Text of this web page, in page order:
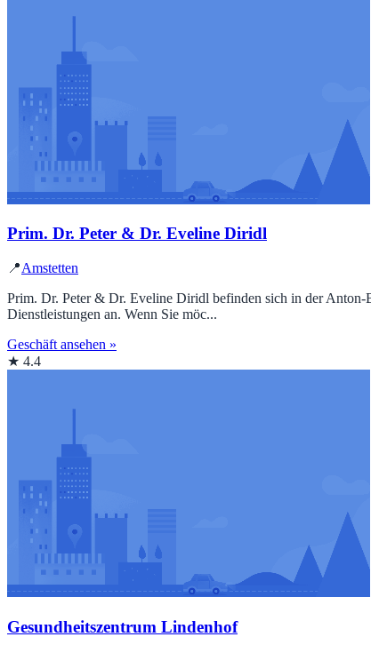
Prim. Dr. Peter & Dr. Eveline Diridl
📍Amstetten
Prim. Dr. Peter & Dr. Eveline Diridl befinden sich in der Anton-
Dienstleistungen an. Wenn Sie möc...
Geschäft ansehen »
★ 4.4
Gesundheitszentrum Lindenhof